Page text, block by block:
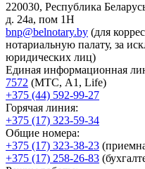
220030, Республика
д. 24а, пом 1Н
bnp@belnotary.by (для
нотариальную палату, за
юридических лиц)
Единая информационная
7572 (МТС, A1, Life)
+375 (44) 592-99-27
Горячая линия:
+375 (17) 323-59-34
Общие номера:
+375 (17) 323-38-23
+375 (17) 258-26-83